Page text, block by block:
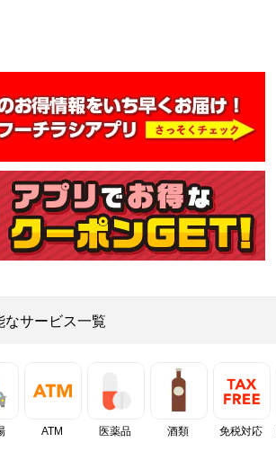
なサービス一覧
ATM 医薬品 酒類 免税対応